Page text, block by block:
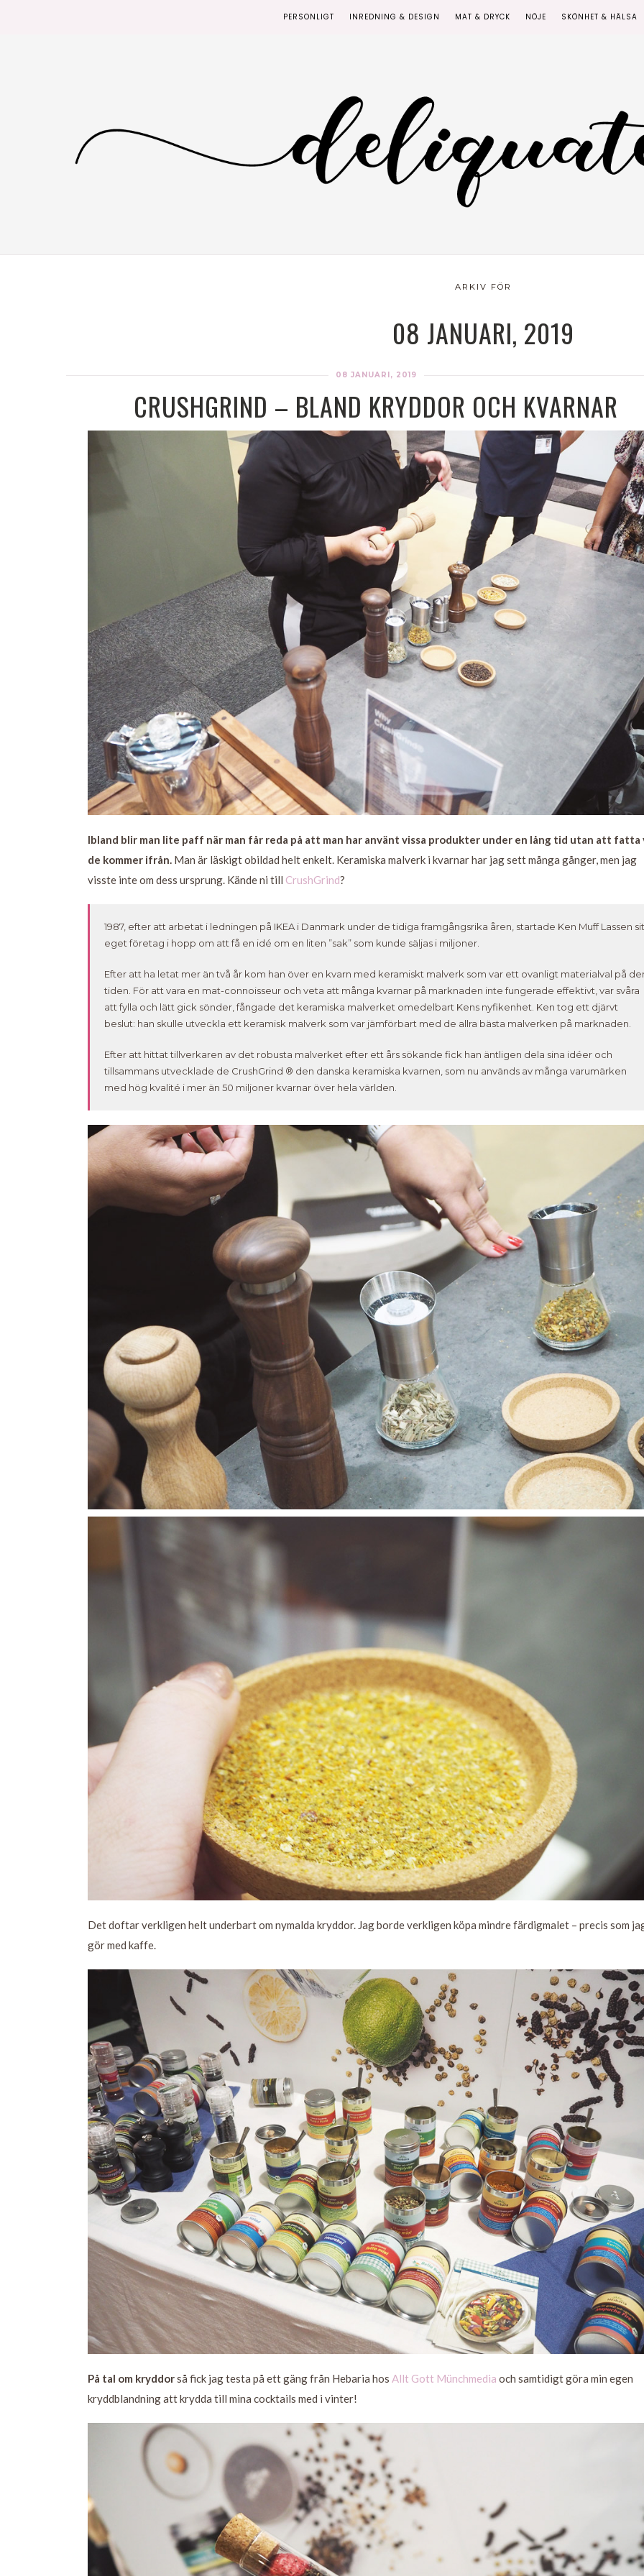
PERSONLIGT INREDNING & DESIGN MAT & DRYCK NÖJE SKÖNHET & HÄLSA
ARKIV FÖR
08 JANUARI, 2019
08 JANUARI, 2019
CRUSHGRIND – BLAND KRYDDOR OCH KVARNAR
Ibland blir man lite paff när man får reda på att man har använt vissa produkter under en lång tid utan att fatta
de kommer ifrån. Man är läskigt obildad helt enkelt. Keramiska malverk i kvarnar har jag sett många gånger, men jag
visste inte om dess ursprung. Kände ni till CrushGrind?
1987, efter att arbetat i ledningen på IKEA i Danmark under de tidiga framgångsrika åren, startade Ken Muff Lassen
eget företag i hopp om att få en idé om en liten ”sak” som kunde säljas i miljoner.
Efter att ha letat mer än två år kom han över en kvarn med keramiskt malverk som var ett ovanligt materialval på
tiden. För att vara en mat-connoisseur och veta att många kvarnar på marknaden inte fungerade effektivt, var svåra
att fylla och lätt gick sönder, fångade det keramiska malverket omedelbart Kens nyfikenhet. Ken tog ett djärvt
beslut: han skulle utveckla ett keramisk malverk som var jämförbart med de allra bästa malverken på marknaden.
Efter att hittat tillverkaren av det robusta malverket efter ett års sökande fick han äntligen dela sina idéer och
tillsammans utvecklade de CrushGrind ® den danska keramiska kvarnen, som nu används av många varumärken
med hög kvalité i mer än 50 miljoner kvarnar över hela världen.
Det doftar verkligen helt underbart om nymalda kryddor. Jag borde verkligen köpa mindre färdigmalet – precis som
gör med kaffe.
På tal om kryddorså fick jag testa på ett gäng från Hebaria hos Allt Gott Münchmedia och samtidigt göra min egen
kryddblandning att krydda till mina cocktails med i vinter!